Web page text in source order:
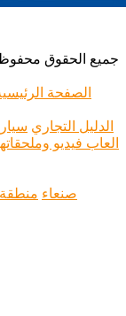
جميع الحقوق
الصفحة
الدليل التجاري
العاب فيديو
صنعاء